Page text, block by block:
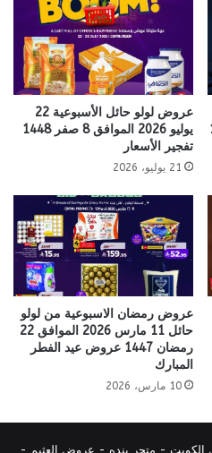
عروض لولو حائل الأسبوعية 22
يوليو 2026 الموافق 8 صفر 1448
تفجير الأسعار
21 يوليو، 2026
عروض رمضان الاسبوعية من لولو
حائل 11 مارس 2026 الموافق 22
رمضان 1447 عروض عيد الفطر
المبارك
10 مارس، 2026
- متجر بنده - عروض العثيم -